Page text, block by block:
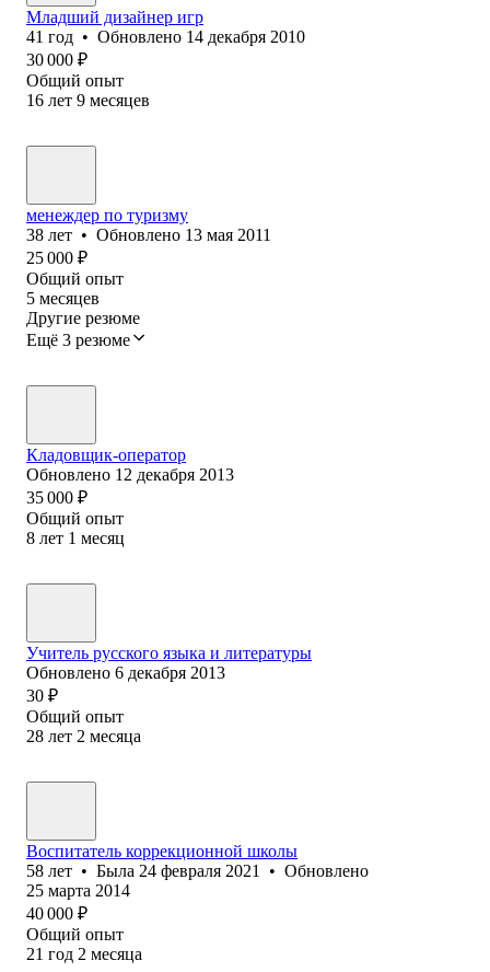
Младший дизайнер игр
41 год • Обновлено 14 декабря 2010
30 000 ₽
Общий опыт
16 лет 9 месяцев
менеждер по туризму
38 лет • Обновлено 13 мая 2011
25 000 ₽
Общий опыт
5 месяцев
Другие резюме
Ещё 3 резюме
Кладовщик-оператор
Обновлено 12 декабря 2013
35 000 ₽
Общий опыт
8 лет 1 месяц
Учитель русского языка и литературы
Обновлено 6 декабря 2013
30 ₽
Общий опыт
28 лет 2 месяца
Воспитатель коррекционной школы
58 лет • Была 24 февраля 2021 • Обновлено
25 марта 2014
40 000 ₽
Общий опыт
21 год 2 месяца